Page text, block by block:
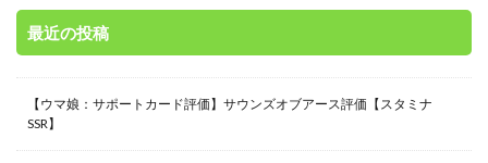
最近の投稿
【ウマ娘：サポートカード評価】サウンズオブアース評価【スタミナ
SSR】